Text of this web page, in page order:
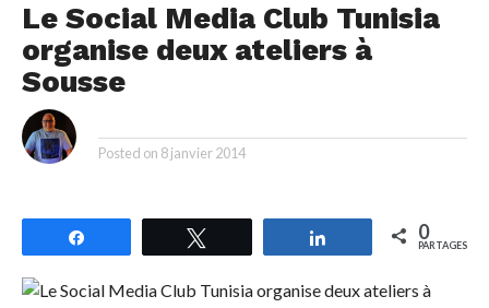
Le Social Media Club Tunisia
organise deux ateliers à
Sousse
Posted on 8 janvier 2014
Partagez 0
PARTAGES